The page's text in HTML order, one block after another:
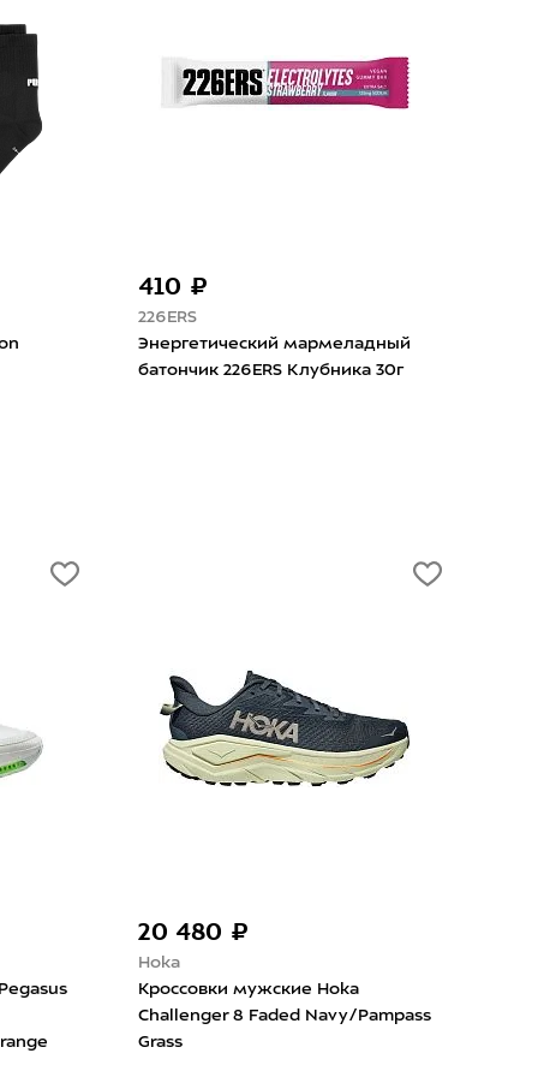
410 ₽
226ERS
Энергетический мармеладный
батончик 226ERS Клубника 30г
20 480 ₽
Hoka
Кроссовки мужские Hoka
Challenger 8 Faded Navy/Pampass
Grass